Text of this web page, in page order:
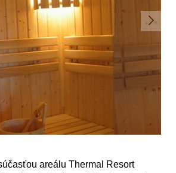
areálu Thermal Resort